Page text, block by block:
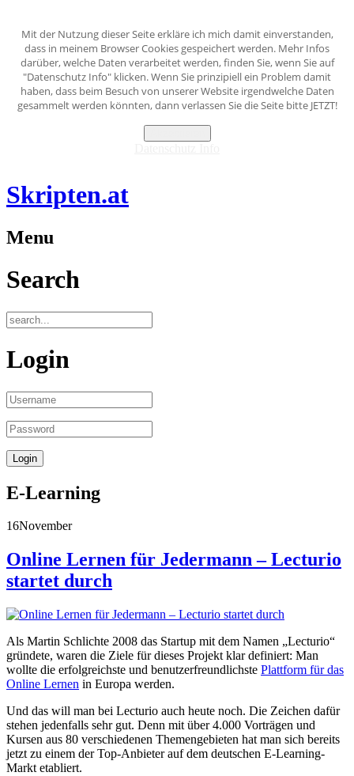
Mit der Nutzung dieser Seite erkläre ich mich damit einverstanden,
dass in meinem Browser Cookies gespeichert werden. Mehr Infos
darüber, welche Daten verarbeitet werden, finden Sie, wenn Sie auf
"Datenschutz Info" klicken. Wenn Sie prinzipiell ein Problem damit
haben, dass beim Besuch von unserer Website irgendwelche Daten
gesammelt werden könnten, dann verlassen Sie die Seite bitte JETZT!
Skripten.at
Menu
Search
Login
E-Learning
16November
Online Lernen für Jedermann – Lecturio
startet durch
Als Martin Schlichte 2008 das Startup mit dem Namen „Lecturio“
gründete, waren die Ziele für dieses Projekt klar definiert: Man
wollte die erfolgreichste und benutzerfreundlichste Plattform für das
Online Lernen in Europa werden.
Und das will man bei Lecturio auch heute noch. Die Zeichen dafür
stehen jedenfalls sehr gut. Denn mit über 4.000 Vorträgen und
Kursen aus 80 verschiedenen Themengebieten hat man sich bereits
jetzt zu einem der Top-Anbieter auf dem deutschen E-Learning-
Markt etabliert.